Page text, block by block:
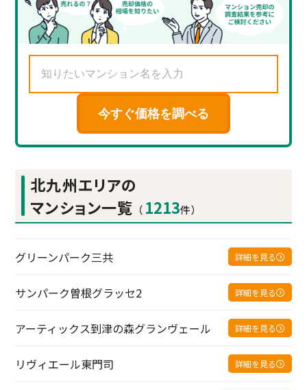
今すぐ価格を調べる
北九州エリアの
マンション一覧 （ 1213件）
グリーンパーク三共 詳細を見る
サンパーク曽根グラッセ2 詳細を見る
アーティックス到津の森グランヴェール 詳細を見る
リヴィエール東門司 詳細を見る